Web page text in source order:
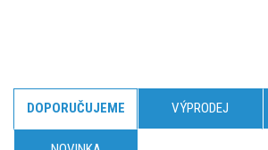
DOPORUČUJEME VÝPRODEJ